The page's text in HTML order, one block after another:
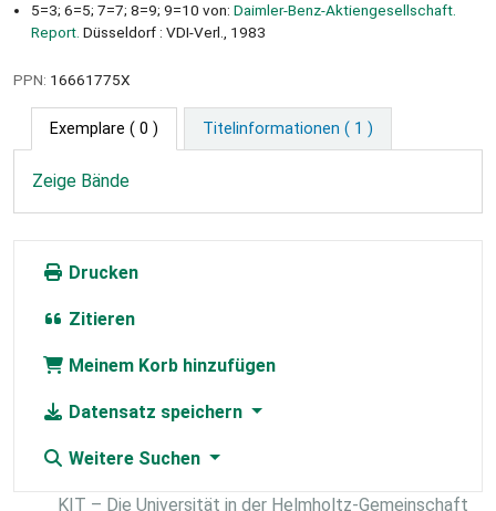
5=3; 6=5; 7=7; 8=9; 9=10 von: Daimler-Benz-Aktiengesellschaft.
Report. Düsseldorf : VDI-Verl., 1983
PPN: 16661775X
Exemplare ( 0 ) Titelinformationen ( 1 )
Zeige Bände
Drucken
Zitieren
Meinem Korb hinzufügen
Datensatz speichern
Weitere Suchen
KIT – Die Universität in der Helmholtz-Gemeinschaft